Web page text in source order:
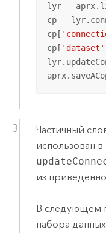
lyr =
cp =
cp[
cp[ 'dataset'
Частичный
использован
из
В следующем
набора